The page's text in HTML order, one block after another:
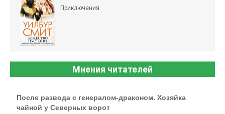
Приключения
Мнения читателей
После развода с генералом-драконом. Хозяйка
чайной у Северных ворот